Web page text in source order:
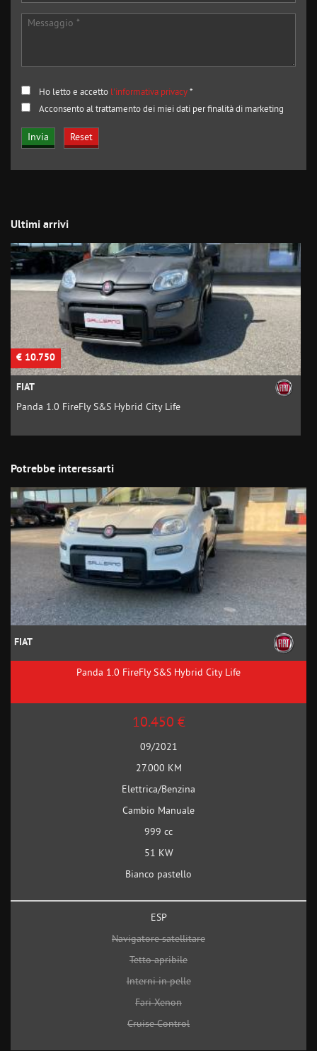
Ho letto e accetto l'informativa privacy*
Acconsento al trattamento dei miei dati per finalità di marketing
Ultimi arrivi
€ 10.750
FIAT
Panda 1.0 FireFly S&S Hybrid City Life
Potrebbe interessarti
FIAT
Panda 1.0 FireFly S&S Hybrid City Life
10.450 €
09/2021
27.000 KM
Elettrica/Benzina
Cambio Manuale
999 cc
51 KW
Bianco pastello
ESP
Navigatore satellitare
Tetto apribile
Interni in pelle
Fari Xenon
Cruise Control